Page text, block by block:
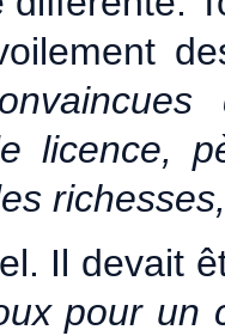
licence,
Il devait
pour un